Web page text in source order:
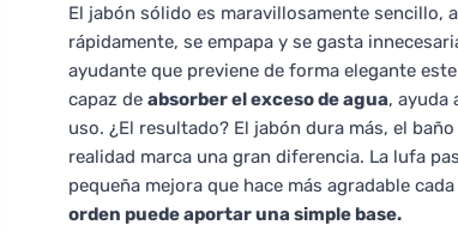
El jabón sólido es maravillosamente sencillo,
rápidamente, se empapa y se gasta
ayudante que previene de forma elegante
capaz de absorber el exceso de agua, ayuda
uso. ¿El resultado? El jabón dura más, el
realidad marca una gran diferencia. La lufa
pequeña mejora que hace más agradable
orden puede aportar una simple base.